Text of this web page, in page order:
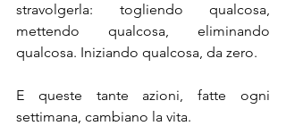
stravolgerla: togliendo qualcosa,
mettendo qualcosa, eliminando
qualcosa. Iniziando qualcosa, da zero.
E queste tante azioni, fatte ogni
settimana, cambiano la vita.